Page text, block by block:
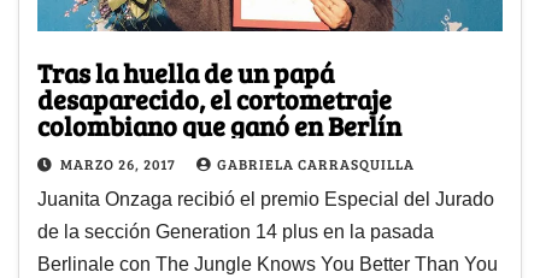
Tras la huella de un papá
desaparecido, el cortometraje
colombiano que ganó en Berlín
MARZO 26, 2017 GABRIELA CARRASQUILLA
Juanita Onzaga recibió el premio Especial del Jurado
de la sección Generation 14 plus en la pasada
Berlinale con The Jungle Knows You Better Than You